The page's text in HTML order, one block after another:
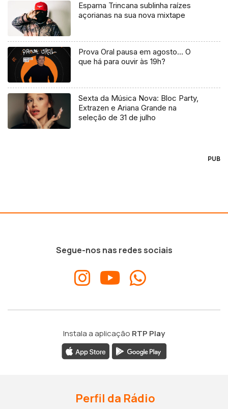
Espama Trincana sublinha raízes
açorianas na sua nova mixtape
Prova Oral pausa em agosto… O
que há para ouvir às 19h?
Sexta da Música Nova: Bloc Party,
Extrazen e Ariana Grande na
seleção de 31 de julho
PUB
Segue-nos nas redes sociais
Instala a aplicação RTP Play
Perfil da Rádio